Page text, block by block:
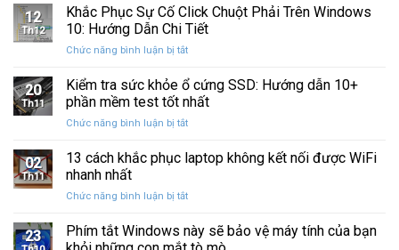
Thập
Kỷ
kẹt
%
sao
và
khôi
Phục
Sự
Cố
Click
Phải
Trên
10:
Dẫn
12
Th12
Khắc Phục Sự Cố Click Chuột Phải Trên Windows
10: Hướng Dẫn Chi Tiết
Chức năng bình luận bị tắtở
Phục
Sự
Cố
Click
Phải
10:
Dẫn
Chi
20
Th11
Kiểm tra sức khỏe ổ cứng SSD: Hướng dẫn 10+
phần mềm test tốt nhất
Chức năng bình luận bị tắtở
tra
sức
ổ
SSD:
Hướng
02
Th11
13 cách khắc phục laptop không kết nối được WiFi
nhanh nhất
Chức năng bình luận bị tắtở
cách
khắc
23
Phím tắt Windows này sẽ bảo vệ máy tính của bạn